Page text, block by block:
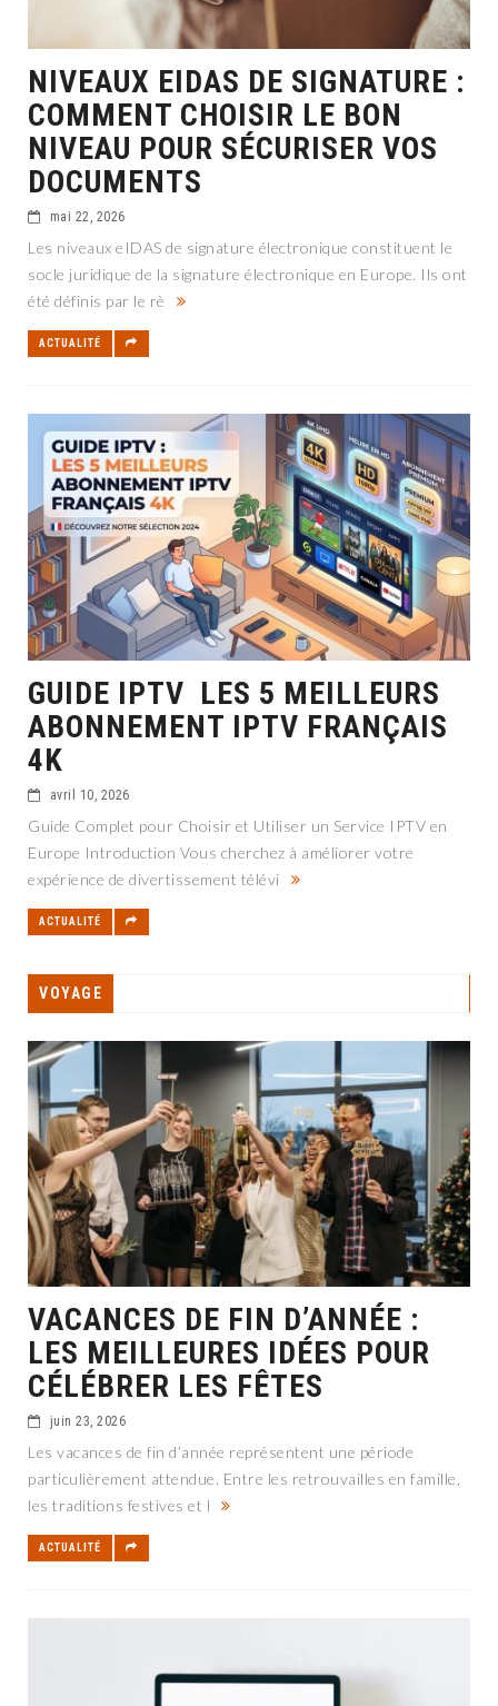
NIVEAUX EIDAS DE SIGNATURE :
COMMENT CHOISIR LE BON
NIVEAU POUR SÉCURISER VOS
DOCUMENTS
mai 22, 2026
Les niveaux eIDAS de signature électronique constituent le
socle juridique de la signature électronique en Europe. Ils ont
été définis par le rè
ACTUALITÉ
GUIDE IPTV LES 5 MEILLEURS
ABONNEMENT IPTV FRANÇAIS
4K
avril 10, 2026
Guide Complet pour Choisir et Utiliser un Service IPTV en
Europe Introduction Vous cherchez à améliorer votre
expérience de divertissement télévi
ACTUALITÉ
VOYAGE
VACANCES DE FIN D’ANNÉE :
LES MEILLEURES IDÉES POUR
CÉLÉBRER LES FÊTES
juin 23, 2026
Les vacances de fin d’année représentent une période
particulièrement attendue. Entre les retrouvailles en famille,
les traditions festives et l
ACTUALITÉ